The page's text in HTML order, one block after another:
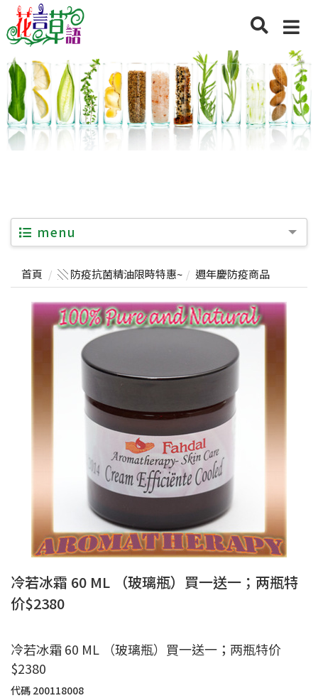
menu
首頁 ░ 防疫抗菌精油限時特惠~ 週年慶防疫商品
冷若冰霜 60 ML （玻璃瓶）買一送一；两瓶特
价$2380
冷若冰霜 60 ML （玻璃瓶）買一送一；两瓶特价
$2380
代碼 200118008